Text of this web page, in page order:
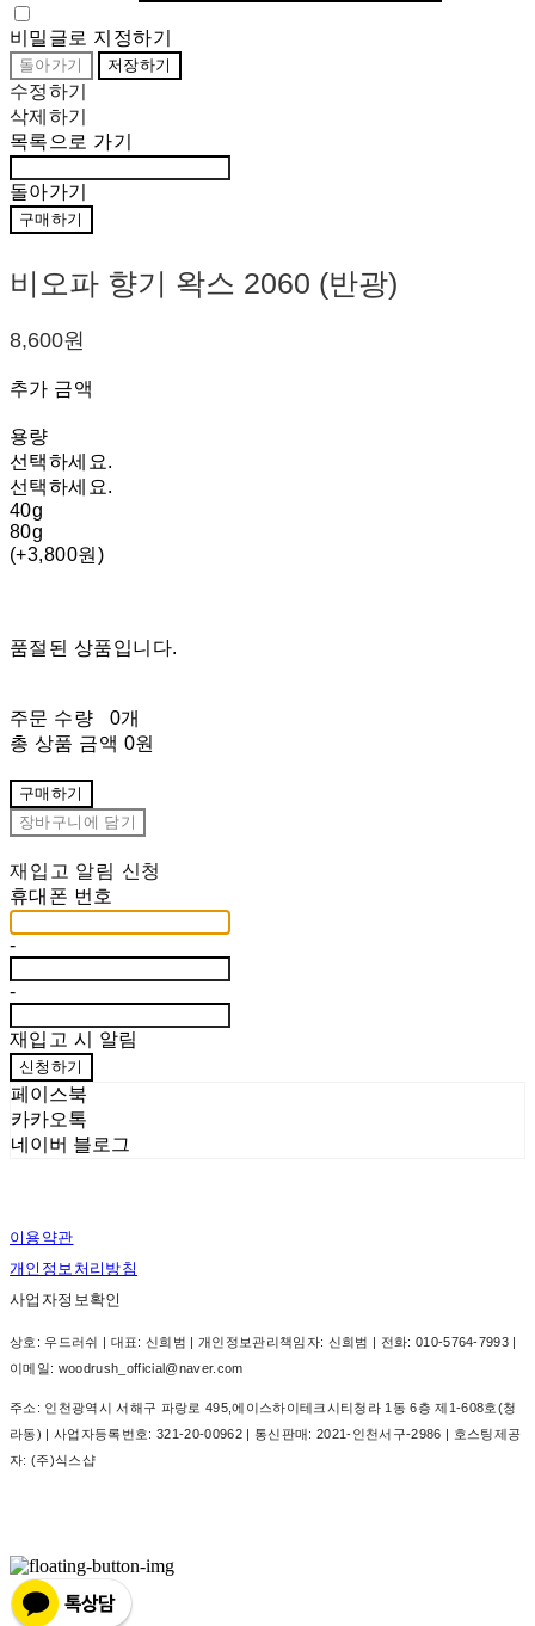
비밀글로 지정하기
돌아가기 저장하기
수정하기
삭제하기
목록으로 가기
돌아가기
구매하기
비오파 향기 왁스 2060 (반광)
8,600원
추가 금액
용량
선택하세요.
선택하세요.
40g
80g
(+3,800원)
품절된 상품입니다.
주문 수량
0개
총 상품 금액 0원
구매하기
장바구니에 담기
재입고 알림 신청
휴대폰 번호
-
-
재입고 시 알림
신청하기
페이스북
카카오톡
네이버 블로그
이용약관
개인정보처리방침
사업자정보확인
상호: 우드러쉬 | 대표: 신희범 | 개인정보관리책임자: 신희범 | 전화: 010-5764-7993 |
이메일: woodrush_official@naver.com
주소: 인천광역시 서해구 파랑로 495,에이스하이테크시티청라 1동 6층 제1-608호(청
라동) | 사업자등록번호: 321-20-00962| 통신판매: 2021-인천서구-2986 | 호스팅제공
자: (주)식스샵